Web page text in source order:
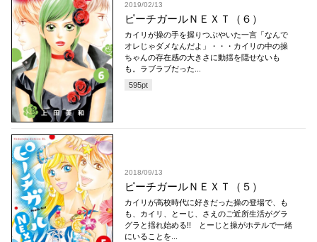
2019/02/13
ピーチガールＮＥＸＴ（６）
カイリが操の手を握りつぶやいた一言「なんで
オレじゃダメなんだよ」・・・カイリの中の操
ちゃんの存在感の大きさに動揺を隠せないも
も。ラブラブだった...
595pt
2018/09/13
ピーチガールＮＥＸＴ（５）
カイリが高校時代に好きだった操の登場で、も
も、カイリ、とーじ、さえのご近所生活がグラ
グラと揺れ始める!! とーじと操がホテルで一緒
にいることを...